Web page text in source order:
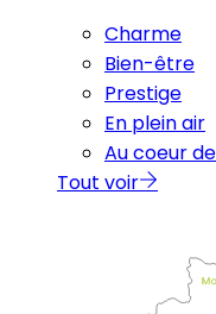
Charme
Bien-être
Prestige
En plein air
Au coeur
Tout voir